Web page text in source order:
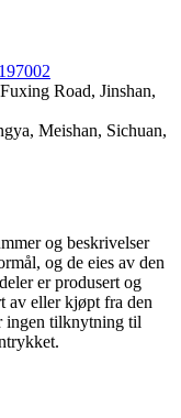
Road, Jinshan,
Meishan, Sichuan,
og beskrivelser
og de eies av den
er produsert og
av eller kjøpt fra den
ingen tilknytning til